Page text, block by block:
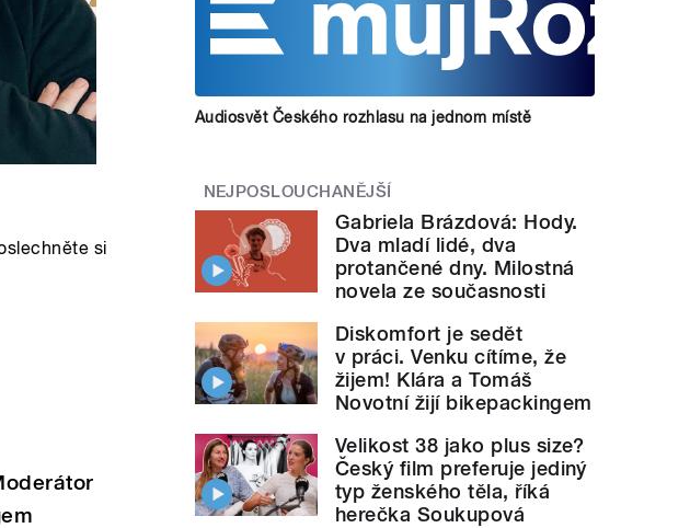
si
Audiosvět Českého rozhlasu na jednom místě
NEJPOSLOUCHANĚJŠÍ
Gabriela Brázdová: Hody.
Dva mladí lidé, dva
protančené dny. Milostná
novela ze současnosti
Diskomfort je sedět
v práci. Venku cítíme, že
žijem! Klára a Tomáš
Novotní žijí bikepackingem
Velikost 38 jako plus size?
Český film preferuje jediný
typ ženského těla, říká
herečka Soukupová